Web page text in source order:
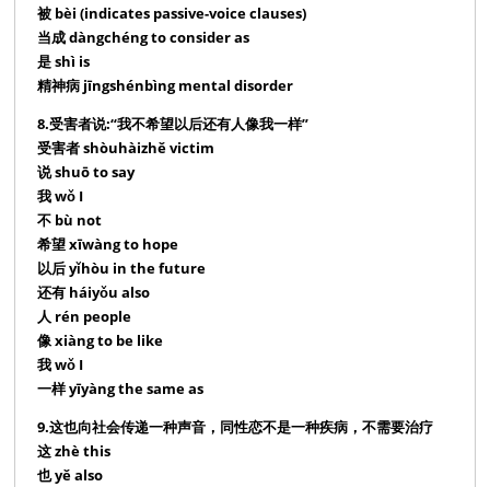
被 bèi (indicates passive-voice clauses)
当成 dàngchéng to consider as
是 shì is
精神病 jīngshénbìng mental disorder
8.受害者说:“我不希望以后还有人像我一样”
受害者 shòuhàizhě victim
说 shuō to say
我 wǒ I
不 bù not
希望 xīwàng to hope
以后 yǐhòu in the future
还有 háiyǒu also
人 rén people
像 xiàng to be like
我 wǒ I
一样 yīyàng the same as
9.这也向社会传递一种声音，同性恋不是一种疾病，不需要治疗
这 zhè this
也 yě also